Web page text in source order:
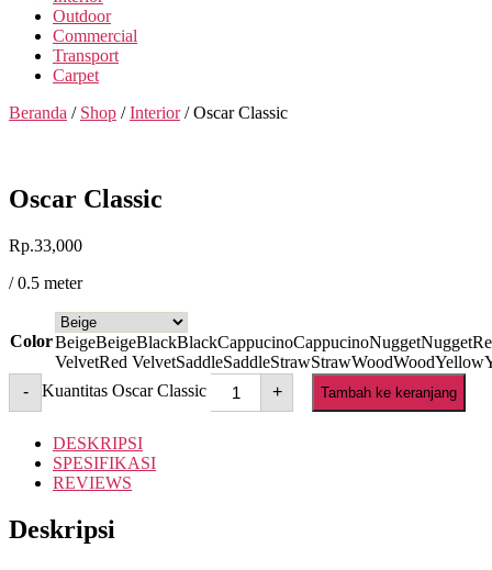
Outdoor
Commercial
Transport
Carpet
Beranda / Shop /Interior/ Oscar Classic
Oscar Classic
Rp.33,000
/ 0.5 meter
ColorBeigeBeigeBlackBlackCappucinoCappucinoNuggetNugget
VelvetRed VelvetSaddleSaddleStrawStrawWoodWoodYellow
-
Kuantitas Oscar Classic + Tambah ke keranjang
DESKRIPSI
SPESIFIKASI
REVIEWS
Deskripsi